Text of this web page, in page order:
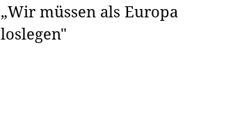
„Wir müssen als Europa
loslegen"